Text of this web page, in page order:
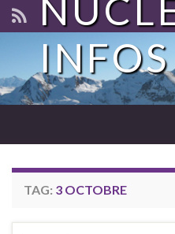
INFOS
TAG: 3 OCTOBRE